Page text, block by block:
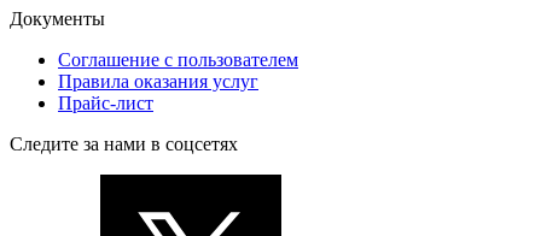
Документы
Соглашение с пользователем
Правила оказания услуг
Прайс-лист
Следите за нами в соцсетях